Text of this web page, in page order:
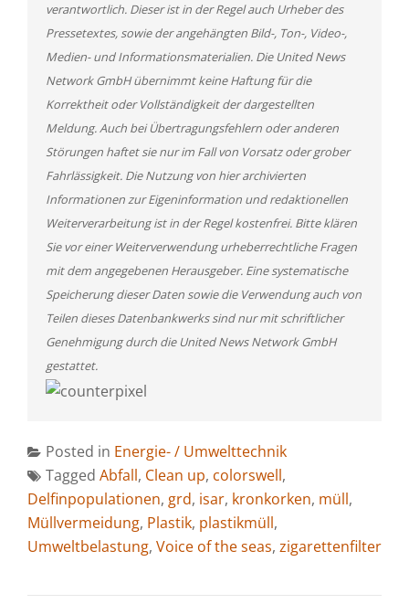
verantwortlich. Dieser ist in der Regel auch Urheber des
Pressetextes, sowie der angehängten Bild-, Ton-, Video-,
Medien- und Informationsmaterialien. Die United News
Network GmbH übernimmt keine Haftung für die
Korrektheit oder Vollständigkeit der dargestellten
Meldung. Auch bei Übertragungsfehlern oder anderen
Störungen haftet sie nur im Fall von Vorsatz oder grober
Fahrlässigkeit. Die Nutzung von hier archivierten
Informationen zur Eigeninformation und redaktionellen
Weiterverarbeitung ist in der Regel kostenfrei. Bitte klären
Sie vor einer Weiterverwendung urheberrechtliche Fragen
mit dem angegebenen Herausgeber. Eine systematische
Speicherung dieser Daten sowie die Verwendung auch von
Teilen dieses Datenbankwerks sind nur mit schriftlicher
Genehmigung durch die United News Network GmbH
gestattet.
Posted in Energie- / Umwelttechnik
Tagged Abfall, Clean up, colorswell,
Delfinpopulationen, grd, isar, kronkorken, müll,
Müllvermeidung, Plastik, plastikmüll,
Umweltbelastung, Voice of the seas, zigarettenfilter